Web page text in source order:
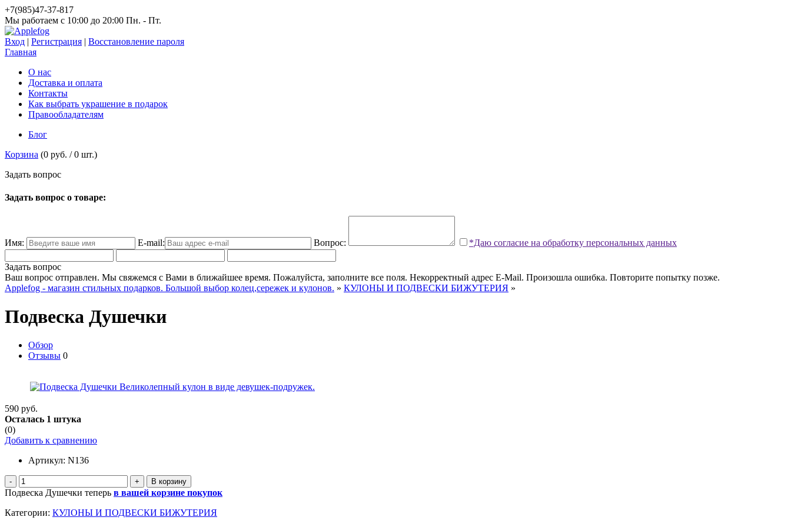
+7(985)47-37-817
Мы работаем c 10:00 до 20:00 Пн. - Пт.
Вход | Регистрация | Восстановление пароля
Главная
О нас
Доставка и оплата
Контакты
Как выбрать украшение в подарок
Правообладателям
Блог
Корзина (0 руб. /0 шт.)
Задать вопрос
Задать вопрос о товаре:
Имя: E-mail: Вопрос: *Даю согласие на обработку персональных данных
Задать вопрос
Ваш вопрос отправлен. Мы свяжемся с Вами в ближайшее время. Пожалуйста, заполните все поля. Некорректный адрес E-Mail. Произошла ошибка. Повторите попытку позже.
Applefog - магазин стильных подарков. Большой выбор колец,сережек и кулонов. » КУЛОНЫ И ПОДВЕСКИ БИЖУТЕРИЯ »
Подвеска Душечки
Обзор
Отзывы 0
590 руб.
Осталась 1 штука
(0)
Добавить к сравнению
Артикул: N136
- +
Подвеска Душечки теперь в вашей корзине покупок
Категории: КУЛОНЫ И ПОДВЕСКИ БИЖУТЕРИЯ